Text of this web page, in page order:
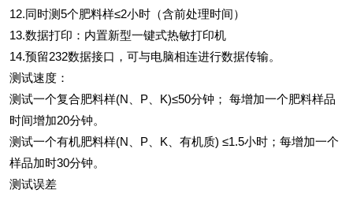
12.同时测5个肥料样≤2小时（含前处理时间）
13.数据打印：内置新型一键式热敏打印机
14.预留232数据接口，可与电脑相连进行数据传输。
测试速度：
测试一个复合肥料样(N、P、K)≤50分钟； 每增加一个肥料样品
时间增加20分钟。
测试一个有机肥料样(N、P、K、有机质) ≤1.5小时；每增加一个
样品加时30分钟。
测试误差